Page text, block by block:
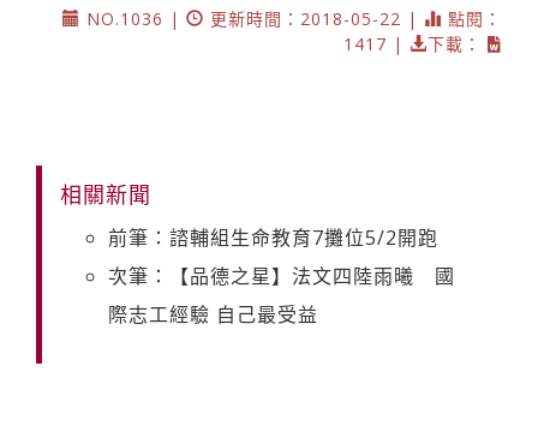
NO.1036 |
更新時間：2018-05-22 |
點閱：
1417 |
下載：
相關新聞
前筆：諮輔組生命教育7攤位5/2開跑
次筆：【品德之星】法文四陸雨曦 國
際志工經驗 自己最受益